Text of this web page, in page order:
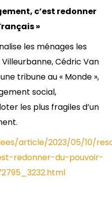
c’est redonner
»
les ménages les
Cédric Van
tribune au « Monde »,
social,
les plus fragiles d’un
article/2023/05/10/
redonner-du-pouvoir-